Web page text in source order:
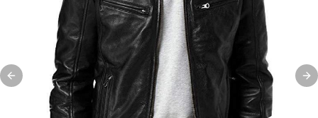
Previous slide